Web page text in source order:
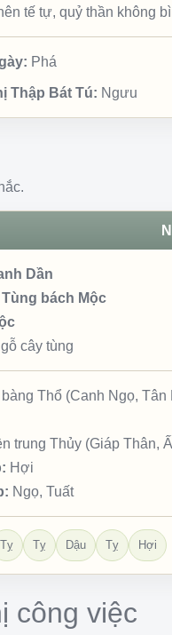
tế tự, quỷ thần không
Phá
Thập Bát Tú: Ngưu
Dần
Tùng bách Mộc
gỗ cây tùng
bàng Thổ (Canh Ngọ,
trung Thủy (Giáp Thân,
Hợi
Ngọ, Tuất
Tỵ Tỵ Dậu Tỵ Hợi
công việc